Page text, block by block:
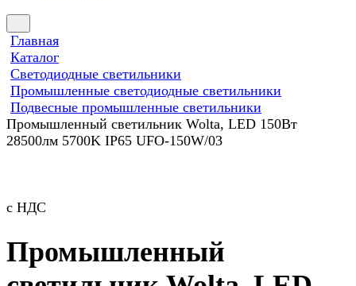
Главная
Каталог
Светодиодные светильники
Промышленные светодиодные светильники
Подвесные промышленные светильники
Промышленный светильник Wolta, LED 150Вт
28500лм 5700K IP65 UFO-150W/03
с НДС
Промышленный